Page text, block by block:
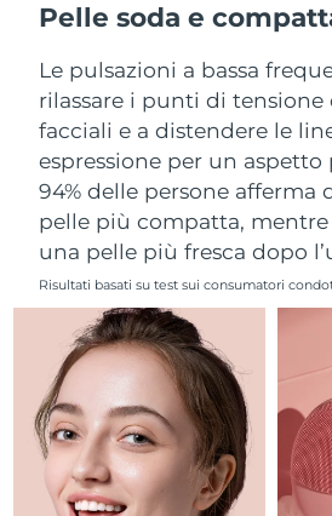
Pelle soda e
Le pulsazioni a bassa
rilassare i punti di tensione
facciali e a distendere le
espressione per un
94% delle persone afferma
pelle più compatta, mentre
una pelle più fresca dopo
Risultati basati su test sui consumatori
Portogallo
Portorico
Qatar
Riunione
Romania
Russia
Arabia Saudita
Singapore